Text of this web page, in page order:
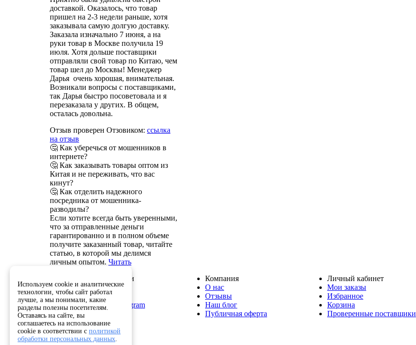
доставкой. Оказалось, что товар
пришел на 2-3 недели раньше, хотя
заказывала самую долгую доставку.
Заказала изначально 7 июня, а на
руки товар в Москве получила 19
июля. Хотя дольше поставщики
отправляли свой товар по Китаю, чем
товар шел до Москвы! Менеджер
Дарья очень хорошая, внимательная.
Возникали вопросы с поставщиками,
так Дарья быстро посоветовала и я
перезаказала у других. В общем,
осталась довольна.
Отзыв проверен Отзовиком: ссылка
на отзыв
🤔 Как уберечься от мошенников в
интернете?
🤔 Как заказывать товары оптом из
Китая и не переживать, что вас
кинут?
🤔 Как отделить надежного
посредника от мошенника-
разводилы?
Если хотите всегда быть уверенными,
что за отправленные деньги
гарантированно и в полном объеме
получите заказанный товар, читайте
статью, в которой мы делимся
личным опытом. Читать
Служба поддержки
8 800 222-82-50
info@optkitai.com
Наш бот в Telegram
Компания
О нас
Отзывы
Наш блог
Публичная оферта
Личный кабинет
Мои заказы
Избранное
Корзина
Проверенные поставщики
Помощь
Используем cookie и аналитические
технологии, чтобы сайт работал
лучше, а мы понимали, какие
разделы полезны посетителям.
Оставаясь на сайте, вы
соглашаетесь на использование
cookie в соответствии с политикой
обработки персональных данных.